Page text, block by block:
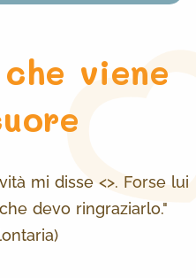
viene
mi disse <>. Forse lui
devo ringraziarlo."